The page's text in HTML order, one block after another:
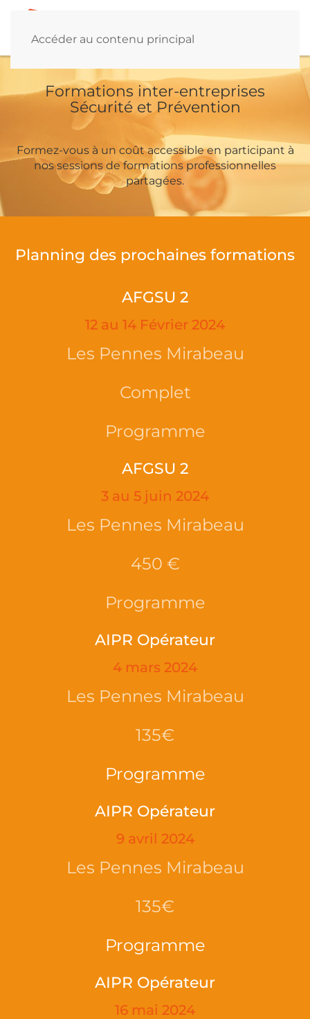
Accéder au contenu principal
Formations inter-entreprises
Sécurité et Prévention
Formez-vous à un coût accessible en participant à
nos sessions de formations professionnelles
partagées.
Planning des prochaines formations
AFGSU 2
12 au 14 Février 2024
Les Pennes Mirabeau
Complet
Programme
AFGSU 2
3 au 5 juin 2024
Les Pennes Mirabeau
450 €
Programme
AIPR Opérateur
4 mars 2024
Les Pennes Mirabeau
135€
Programme
AIPR Opérateur
9 avril 2024
Les Pennes Mirabeau
135€
Programme
AIPR Opérateur
16 mai 2024